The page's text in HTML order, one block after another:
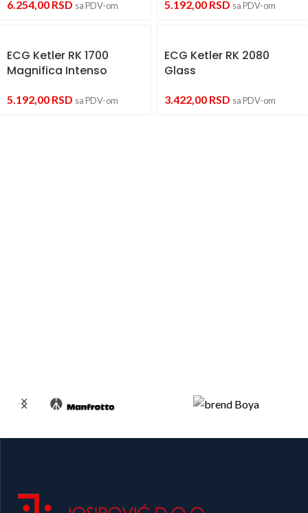
6.254,00 RSD sa PDV-om 5.192,00 RSD sa PDV-om
ECG Ketler RK 1700
Magnifica Intenso
5.192,00 RSD sa PDV-om
ECG Ketler RK 2080
Glass
3.422,00 RSD sa PDV-om